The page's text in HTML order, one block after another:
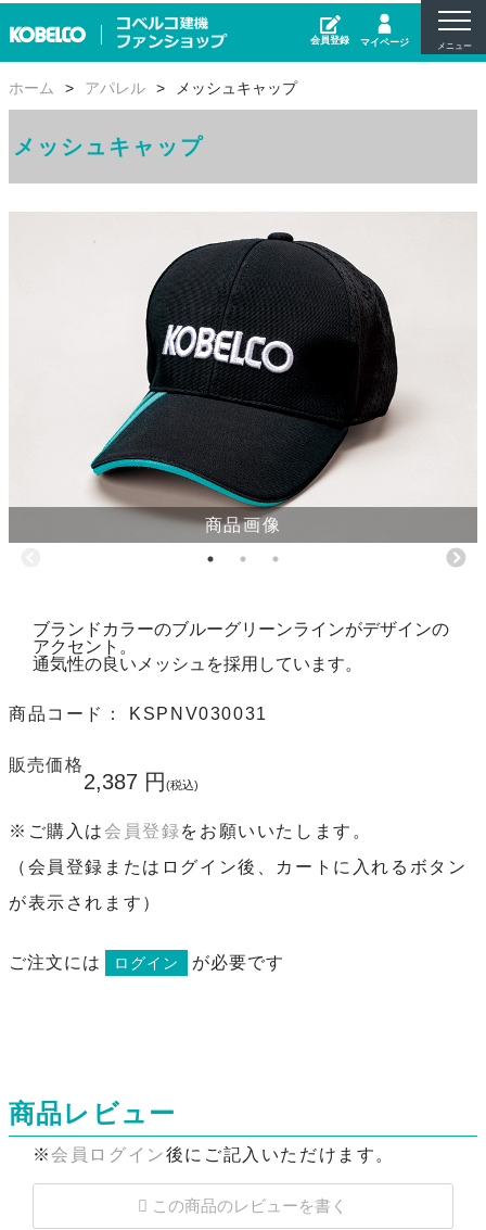
会員登録 マイページ
会社概要
プライバシーポリシー
お支払方法
配送・送料
特定商取引法に基づく表示
ホーム アパレル メッシュキャップ
メッシュキャップ
商品画像
ブランドカラーのブルーグリーンラインがデザインの
アクセント。
通気性の良いメッシュを採用しています。
販売価格
2,387 円 (税込)
※ご購入は会員登録をお願いいたします。
（会員登録またはログイン後、カートに入れるボタン
が表示されます）
ご注文には ログイン が必要です
商品コード： KSPNV030031
商品レビュー
※会員ログイン後にご記入いただけます。
この商品のレビューを書く